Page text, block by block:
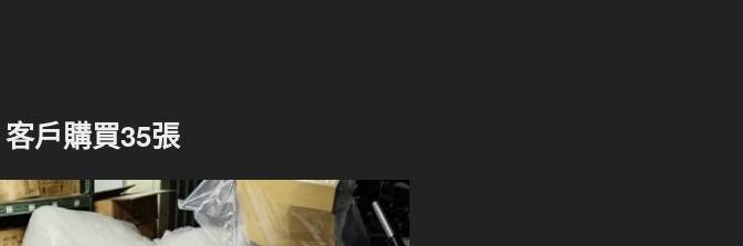
戶購買35張